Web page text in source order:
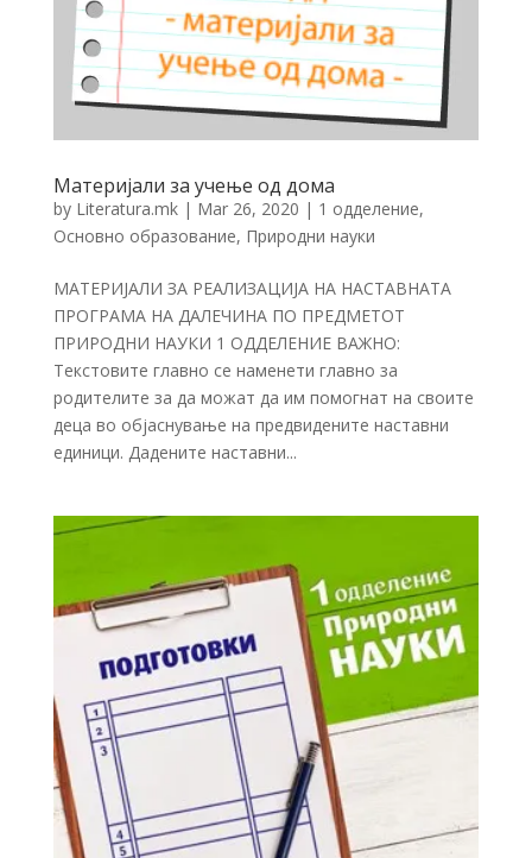
Материјали за учење од дома
by Literatura.mk| Mar 26, 2020 | 1 одделение,
Основно образование, Природни науки
МАТЕРИЈАЛИ ЗА РЕАЛИЗАЦИЈА НА НАСТАВНАТА
ПРОГРАМА НА ДАЛЕЧИНА ПО ПРЕДМЕТОТ
ПРИРОДНИ НАУКИ 1 ОДДЕЛЕНИЕ ВАЖНО:
Текстовите главно се наменети главно за
родителите за да можат да им помогнат на своите
деца во објаснување на предвидените наставни
единици. Дадените наставни...